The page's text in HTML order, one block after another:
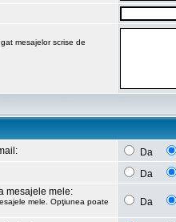
mesajelor scrise de
Da
Da
mesajele mele:
mele. Opţiunea poate
Da